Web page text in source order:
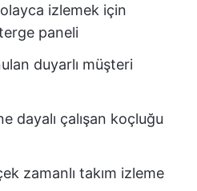
izlemek için
paneli
duyarlı müşteri
dayalı çalışan koçluğu
zamanlı takım izleme